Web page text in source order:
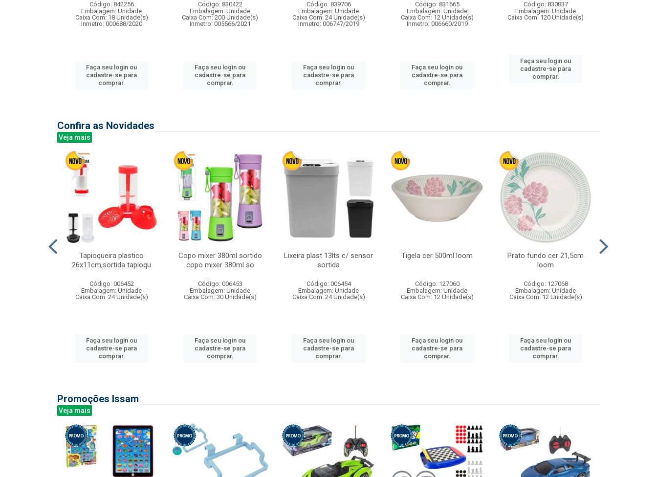
Código: 842256
Embalagem: Unidade
Caixa Com: 18 Unidade(s)
Inmetro: 000688/2020
Faça seu login ou
cadastre-se para
comprar.
Código: 830422
Embalagem: Unidade
Caixa Com: 200 Unidade(s)
Inmetro: 005566/2021
Faça seu login ou
cadastre-se para
comprar.
Código: 839706
Embalagem: Unidade
Caixa Com: 24 Unidade(s)
Inmetro: 006747/2019
Faça seu login ou
cadastre-se para
comprar.
Código: 831665
Embalagem: Unidade
Caixa Com: 12 Unidade(s)
Inmetro: 006660/2019
Faça seu login ou
cadastre-se para
comprar.
Código: 830837
Embalagem: Unidade
Caixa Com: 120 Unidade(s)
Faça seu login ou
cadastre-se para
comprar.
Confira as Novidades
Veja mais
Tapioqueira plastico
26x11cm,sortida tapioqu
Código: 006452
Embalagem: Unidade
Caixa Com: 24 Unidade(s)
Faça seu login ou
cadastre-se para
comprar.
Copo mixer 380ml sortido
copo mixer 380ml so
Código: 006453
Embalagem: Unidade
Caixa Com: 30 Unidade(s)
Faça seu login ou
cadastre-se para
comprar.
Lixeira plast 13lts c/ sensor
sortida
Código: 006454
Embalagem: Unidade
Caixa Com: 24 Unidade(s)
Faça seu login ou
cadastre-se para
comprar.
Tigela cer 500ml loom
Código: 127060
Embalagem: Unidade
Caixa Com: 12 Unidade(s)
Faça seu login ou
cadastre-se para
comprar.
Prato fundo cer 21,5cm
loom
Código: 127068
Embalagem: Unidade
Caixa Com: 12 Unidade(s)
Faça seu login ou
cadastre-se para
comprar.
Promoções Issam
Veja mais